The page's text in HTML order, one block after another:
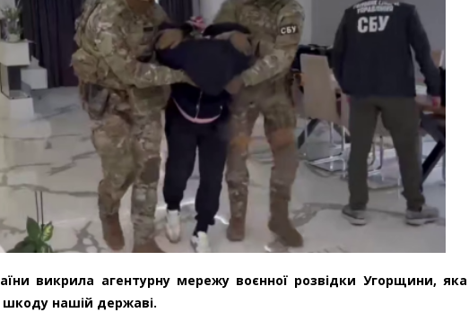
викрила агентурну мережу воєнної розвідки Угорщини,
шкоду нашій державі.